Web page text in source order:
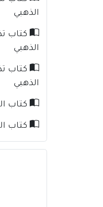
الذهبي
الذهبي
الذهبي
كتاب المغني ج16 ط – دار
كتاب المغني ج14 ط – دار